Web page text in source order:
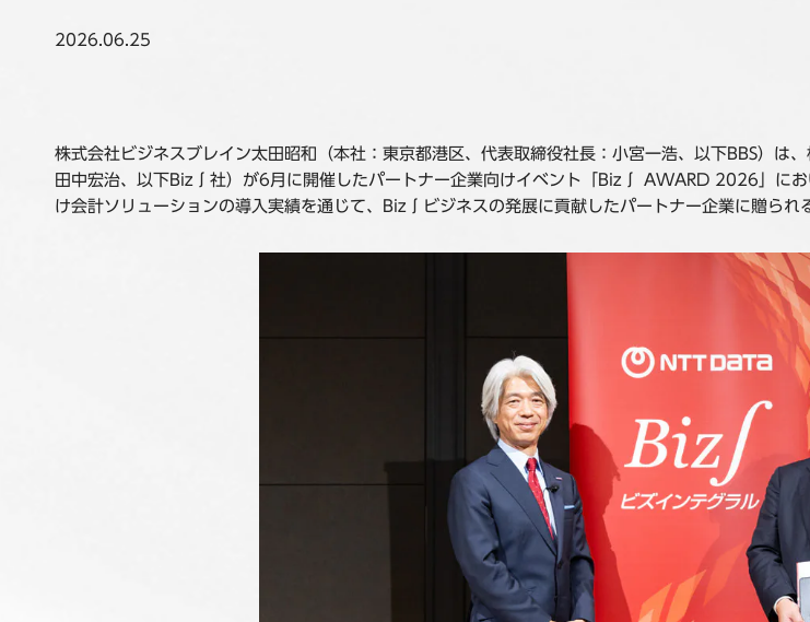
2026.06.25
株式会社ビジネスブレイン太田昭和（本社：東京都港区、代表取締役社長：小宮一浩、以下BBS）は
田中宏治、以下Biz∫社）が6月に開催したパートナー企業向けイベント「Biz∫ AWARD 2026」に
け会計ソリューションの導入実績を通じて、Biz∫ビジネスの発展に貢献したパートナー企業に贈られ